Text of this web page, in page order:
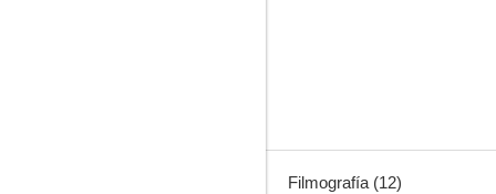
Filmografía (12)